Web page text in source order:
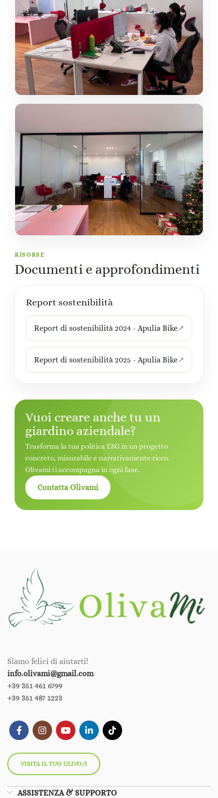
RISORSE
Documenti e approfondimenti
Report sostenibilità
Report di sostenibilità 2024 - Apulia Bike
Report di sostenibilità 2025 - Apulia Bike
Vuoi creare anche tu un
giardino aziendale?
Trasforma la tua politica ESG in un progetto
concreto, misurabile e narrativamente ricco.
Olivami ti accompagna in ogni fase.
Contatta Olivami
Siamo felici di aiutarti!
info.olivami@gmail.com
+39 351 461 6799‪‪
+39 351 487 1223
VISITA IL TUO ULIVO/I
ASSISTENZA & SUPPORTO